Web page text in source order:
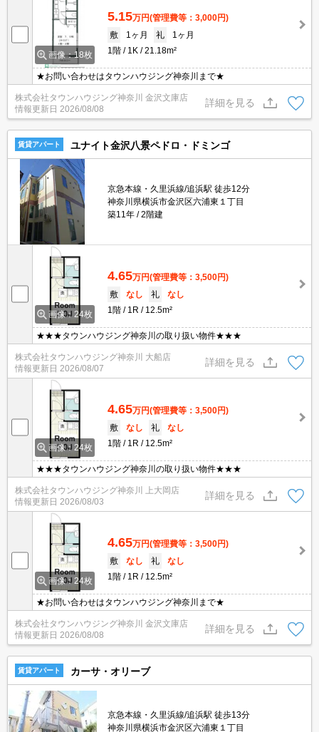
画像：18枚
5.15万円(管理費等：3,000円)
敷
1ヶ月 礼
1ヶ月
1階
1K 21.18m²
★お問い合わせはタウンハウジング神奈川まで★
株式会社タウンハウジング神奈川 金沢文庫店
情報更新日 2026/08/08
詳細を見る
賃貸アパート ユナイト金沢八景ペドロ・ドミンゴ
京急本線・久里浜線/追浜駅 徒歩12分
神奈川県横浜市金沢区六浦東１丁目
築11年
2階建
画像：24枚
4.65万円(管理費等：3,500円)
敷
なし 礼
なし
1階
1R 12.5m²
★★★タウンハウジング神奈川の取り扱い物件★★★
株式会社タウンハウジング神奈川 大船店
情報更新日 2026/08/07
詳細を見る
画像：24枚
4.65万円(管理費等：3,500円)
敷
なし 礼
なし
1階
1R 12.5m²
★★★タウンハウジング神奈川の取り扱い物件★★★
株式会社タウンハウジング神奈川 上大岡店
情報更新日 2026/08/03
詳細を見る
画像：24枚
4.65万円(管理費等：3,500円)
敷
なし 礼
なし
1階
1R 12.5m²
★お問い合わせはタウンハウジング神奈川まで★
株式会社タウンハウジング神奈川 金沢文庫店
情報更新日 2026/08/08
詳細を見る
賃貸アパート カーサ・オリーブ
京急本線・久里浜線/追浜駅 徒歩13分
神奈川県横浜市金沢区六浦東１丁目